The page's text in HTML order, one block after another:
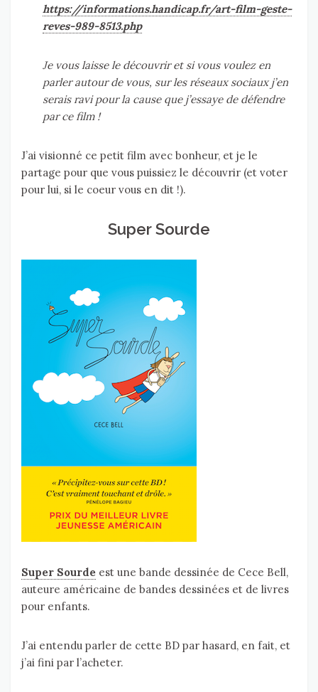
https://informations.handicap.fr/art-film-geste-
reves-989-8513.php
Je vous laisse le découvrir et si vous voulez en
parler autour de vous, sur les réseaux sociaux j’en
serais ravi pour la cause que j’essaye de défendre
par ce film !
J’ai visionné ce petit film avec bonheur, et je le
partage pour que vous puissiez le découvrir (et voter
pour lui, si le coeur vous en dit !).
Super Sourde
Super Sourde est une bande dessinée de Cece Bell,
auteure américaine de bandes dessinées et de livres
pour enfants.
J’ai entendu parler de cette BD par hasard, en fait, et
j’ai fini par l’acheter.